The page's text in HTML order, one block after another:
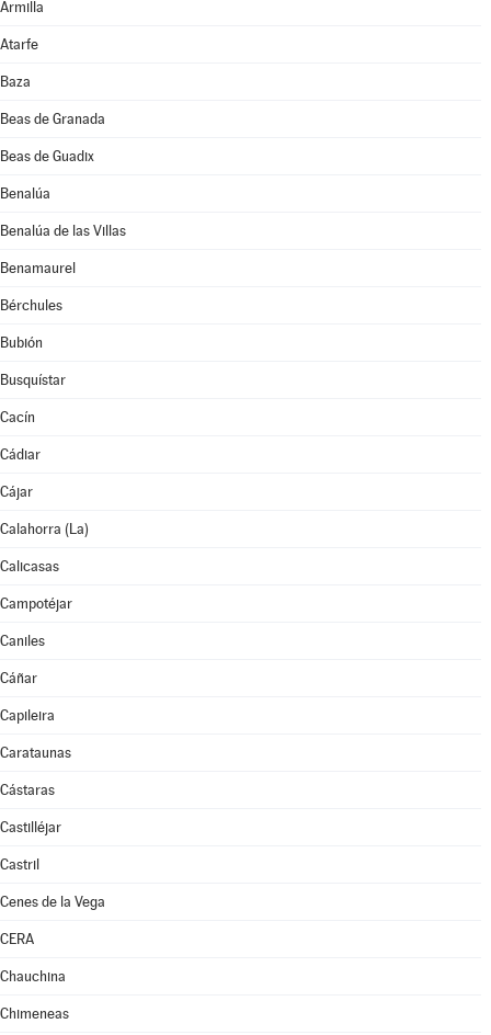
Armilla
Atarfe
Baza
Beas de Granada
Beas de Guadix
Benalúa
Benalúa de las Villas
Benamaurel
Bérchules
Bubión
Busquístar
Cacín
Cádiar
Cájar
Calahorra (La)
Calicasas
Campotéjar
Caniles
Cáñar
Capileira
Carataunas
Cástaras
Castilléjar
Castril
Cenes de la Vega
CERA
Chauchina
Chimeneas